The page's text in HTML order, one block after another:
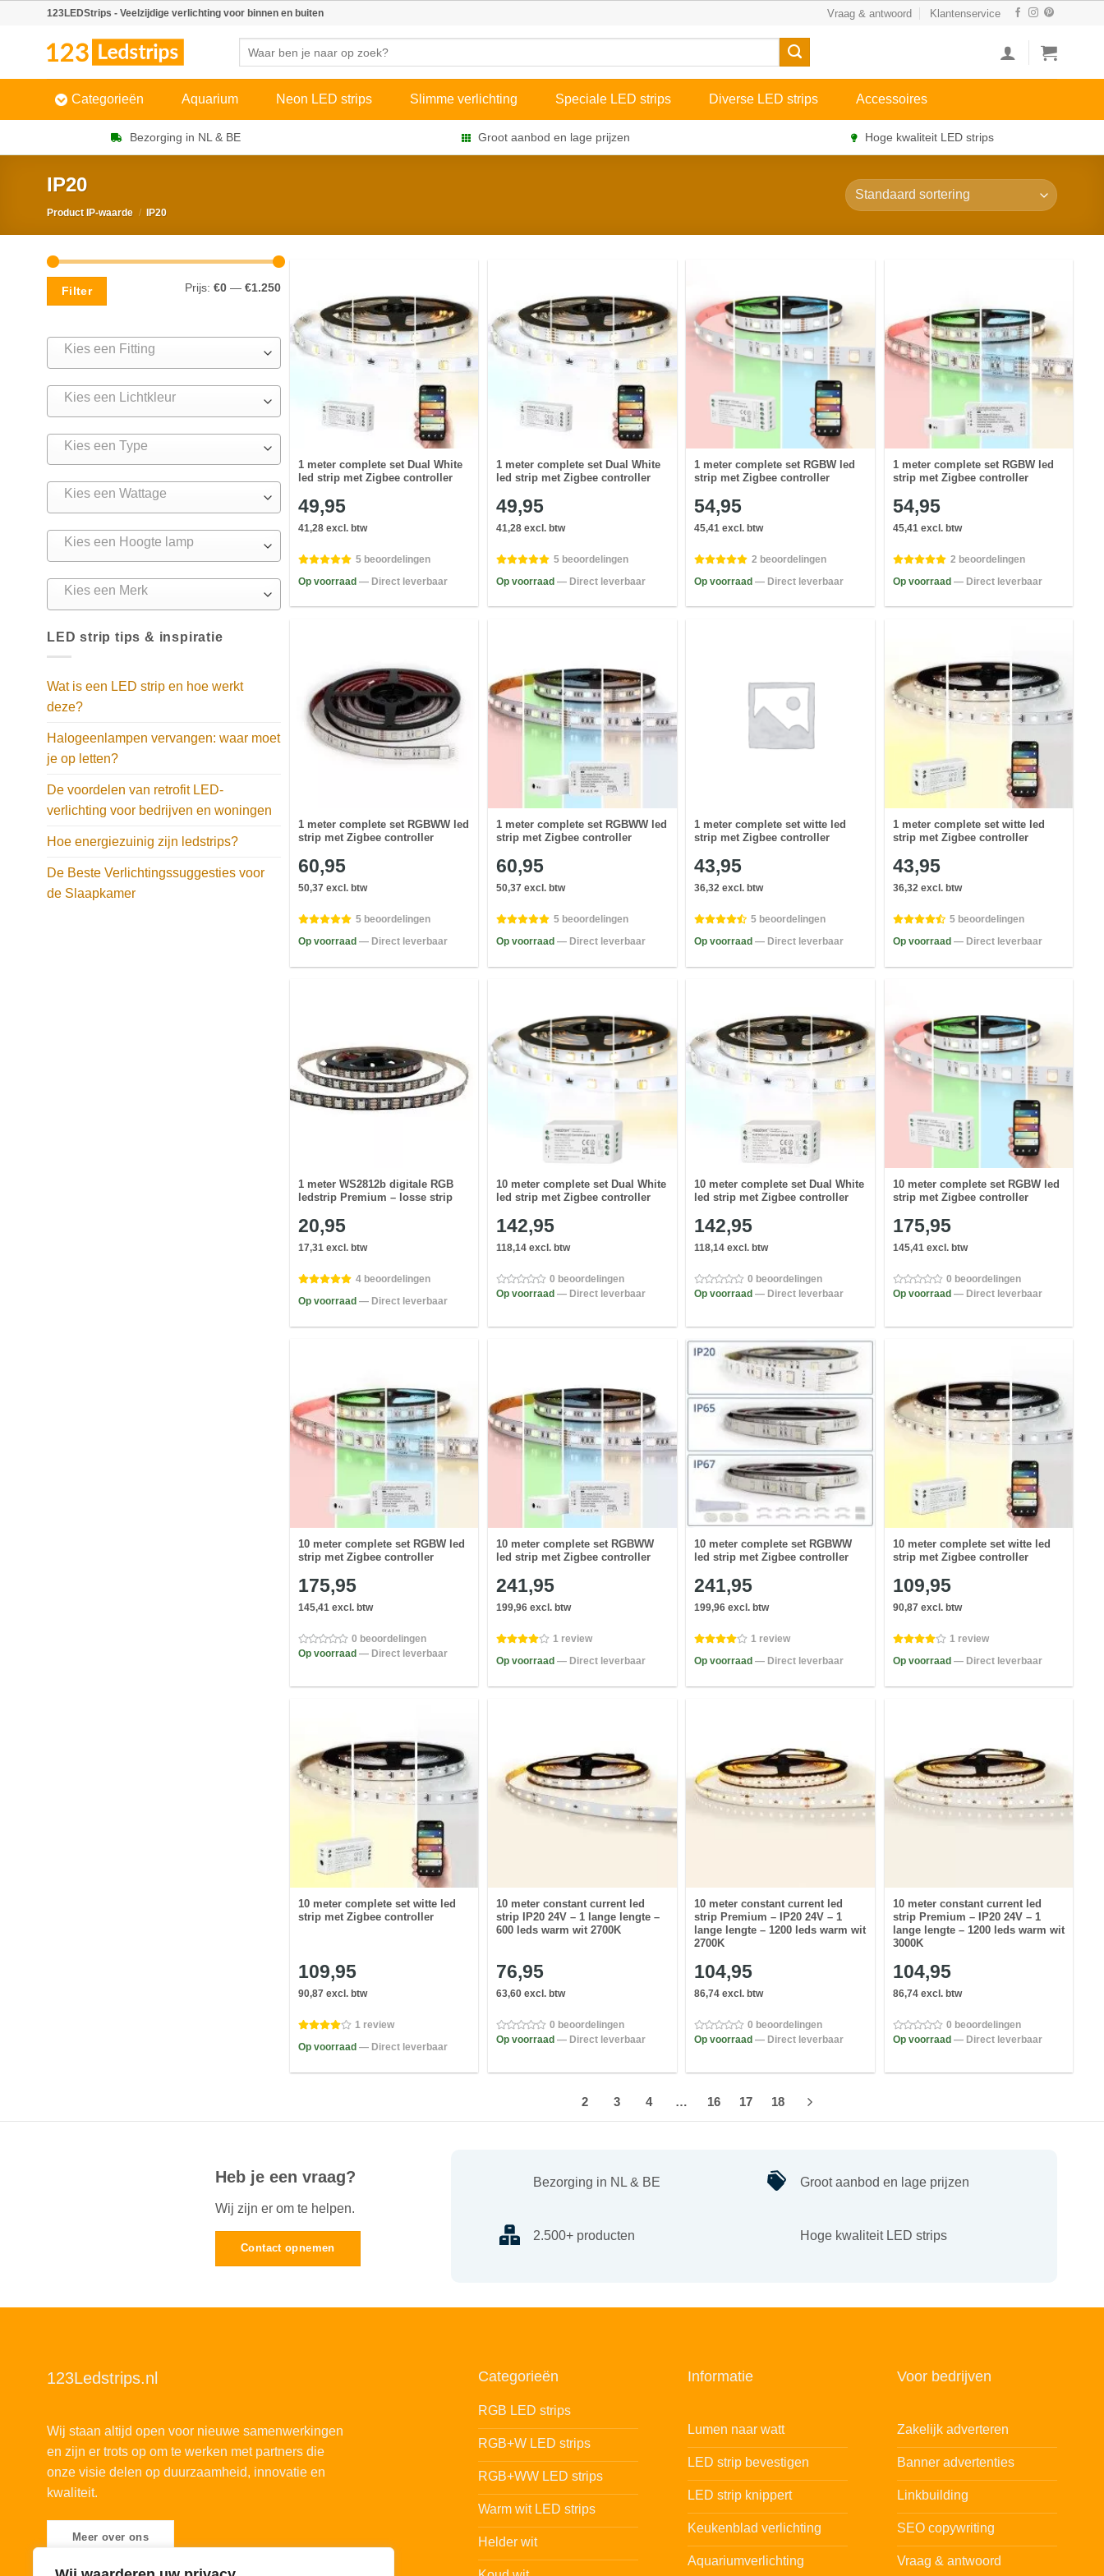
123LEDStrips - Veelzijdige verlichting voor binnen en buiten Vraag & antwoord Klantenservice
Categorieën Aquarium Neon LED strips Slimme verlichting Speciale LED strips Diverse LED strips Accessoires
Bezorging in NL & BE Groot aanbod en lage prijzen Hoge kwaliteit LED strips
IP20
Product IP-waarde / IP20
prijs
prijsFilter Prijs: €0 — €1.250
Kies een Fitting
Kies een Lichtkleur
Kies een Type
Kies een Wattage
Kies een Hoogte lamp
Kies een Merk
LED strip tips & inspiratie
Wat is een LED strip en hoe werkt
deze?
Halogeenlampen vervangen: waar moet
je op letten?
De voordelen van retrofit LED-
verlichting voor bedrijven en woningen
Hoe energiezuinig zijn ledstrips?
De Beste Verlichtingssuggesties voor
de Slaapkamer
1 meter complete set Dual White
led strip met Zigbee controller
49,95
41,28 excl. btw
5 beoordelingen
Op voorraad — Direct leverbaar
1 meter complete set Dual White
led strip met Zigbee controller
49,95
41,28 excl. btw
5 beoordelingen
Op voorraad — Direct leverbaar
1 meter complete set RGBW led
strip met Zigbee controller
54,95
45,41 excl. btw
2 beoordelingen
Op voorraad — Direct leverbaar
1 meter complete set RGBW led
strip met Zigbee controller
54,95
45,41 excl. btw
2 beoordelingen
Op voorraad — Direct leverbaar
1 meter complete set RGBWW led
strip met Zigbee controller
60,95
50,37 excl. btw
5 beoordelingen
Op voorraad — Direct leverbaar
1 meter complete set RGBWW led
strip met Zigbee controller
60,95
50,37 excl. btw
5 beoordelingen
Op voorraad — Direct leverbaar
1 meter complete set witte led
strip met Zigbee controller
43,95
36,32 excl. btw
5 beoordelingen
Op voorraad — Direct leverbaar
1 meter complete set witte led
strip met Zigbee controller
43,95
36,32 excl. btw
5 beoordelingen
Op voorraad — Direct leverbaar
1 meter WS2812b digitale RGB
ledstrip Premium – losse strip
20,95
17,31 excl. btw
4 beoordelingen
Op voorraad — Direct leverbaar
10 meter complete set Dual White
led strip met Zigbee controller
142,95
118,14 excl. btw
0 beoordelingen
Op voorraad — Direct leverbaar
10 meter complete set Dual White
led strip met Zigbee controller
142,95
118,14 excl. btw
0 beoordelingen
Op voorraad — Direct leverbaar
10 meter complete set RGBW led
strip met Zigbee controller
175,95
145,41 excl. btw
0 beoordelingen
Op voorraad — Direct leverbaar
10 meter complete set RGBW led
strip met Zigbee controller
175,95
145,41 excl. btw
0 beoordelingen
Op voorraad — Direct leverbaar
10 meter complete set RGBWW
led strip met Zigbee controller
241,95
199,96 excl. btw
1 review
Op voorraad — Direct leverbaar
10 meter complete set RGBWW
led strip met Zigbee controller
241,95
199,96 excl. btw
1 review
Op voorraad — Direct leverbaar
10 meter complete set witte led
strip met Zigbee controller
109,95
90,87 excl. btw
1 review
Op voorraad — Direct leverbaar
10 meter complete set witte led
strip met Zigbee controller
109,95
90,87 excl. btw
1 review
Op voorraad — Direct leverbaar
10 meter constant current led
strip IP20 24V – 1 lange lengte –
600 leds warm wit 2700K
76,95
63,60 excl. btw
0 beoordelingen
Op voorraad — Direct leverbaar
10 meter constant current led
strip Premium – IP20 24V – 1
lange lengte – 1200 leds warm wit
2700K
104,95
86,74 excl. btw
0 beoordelingen
Op voorraad — Direct leverbaar
10 meter constant current led
strip Premium – IP20 24V – 1
lange lengte – 1200 leds warm wit
3000K
104,95
86,74 excl. btw
0 beoordelingen
Op voorraad — Direct leverbaar
2 3 4 … 16 17 18
Heb je een vraag?
Wij zijn er om te helpen.
Contact opnemen
Bezorging in NL & BE
2.500+ producten
Groot aanbod en lage prijzen
Hoge kwaliteit LED strips
123Ledstrips.nl
Wij staan altijd open voor nieuwe samenwerkingen
en zijn er trots op om te werken met partners die
onze visie delen op duurzaamheid, innovatie en
kwaliteit.
Meer over ons
Categorieën
RGB LED strips
RGB+W LED strips
RGB+WW LED strips
Warm wit LED strips
Helder wit
Informatie
Lumen naar watt
LED strip bevestigen
LED strip knippert
Keukenblad verlichting
Aquariumverlichting
Voor bedrijven
Zakelijk adverteren
Banner advertenties
Linkbuilding
SEO copywriting
Vraag & antwoord